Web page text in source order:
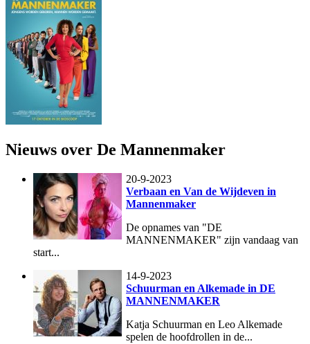
Nieuws over De Mannenmaker
20-9-2023
Verbaan en Van de Wijdeven in
Mannenmaker
De opnames van "DE
MANNENMAKER" zijn vandaag van
start...
14-9-2023
Schuurman en Alkemade in DE
MANNENMAKER
Katja Schuurman en Leo Alkemade
spelen de hoofdrollen in de...